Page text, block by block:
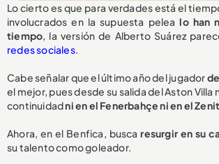
Lo cierto es que para verdades está el
involucrados en la supuesta pelealo han
tiempo , la versión de Alberto Suárez
redes sociales.
Cabe señalar que el último año del jugador
el mejor, pues desde su salida del Aston Villa
continuidadni en el Fenerbahçe ni en el
Ahora, en el Benfica, buscaresurgir en su
su talento como goleador.